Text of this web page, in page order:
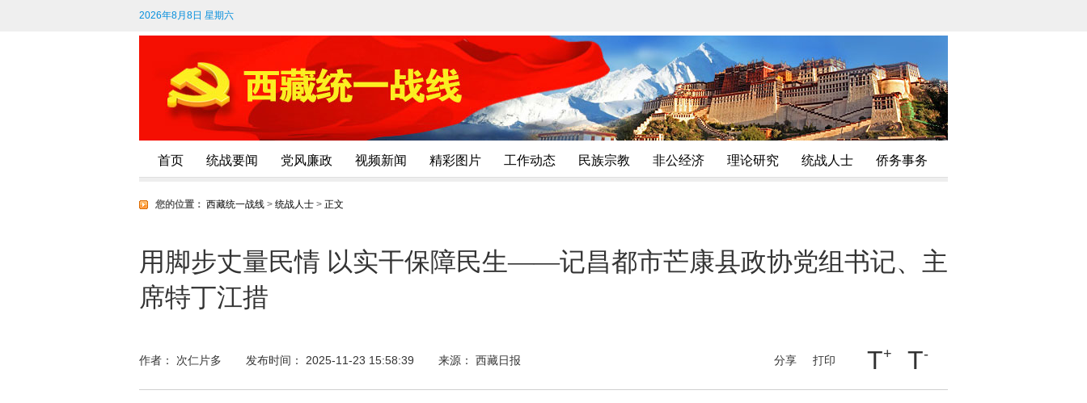
2026年8月8日 星期六
首页 统战要闻 党风廉政 视频新闻 精彩图片 工作动态 民族宗教 非公经济 理论研究 统战人士 侨务事务
您的位置： 西藏统一战线 > 统战人士 > 正文
用脚步丈量民情 以实干保障民生——记昌都市芒康县政协党组书记、主
席特丁江措
作者： 次仁片多 发布时间： 2025-11-23 15:58:39 来源： 西藏日报 分享 打印 T+ T-